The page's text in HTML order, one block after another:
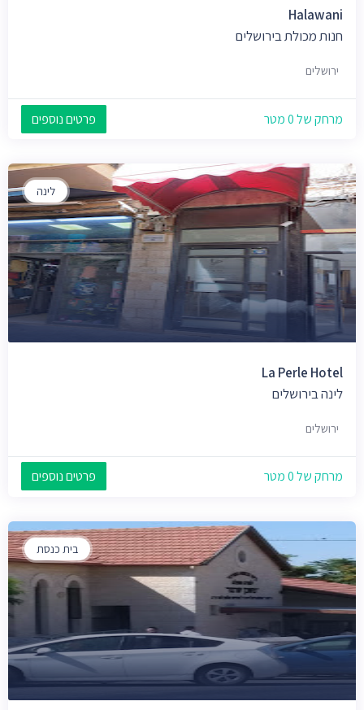
Halawani
חנות מכולת בירושלים
ירושלים
מרחק של 0 מטר פרטים נוספים
לינה
La Perle Hotel
לינה בירושלים
ירושלים
מרחק של 0 מטר פרטים נוספים
בית כנסת